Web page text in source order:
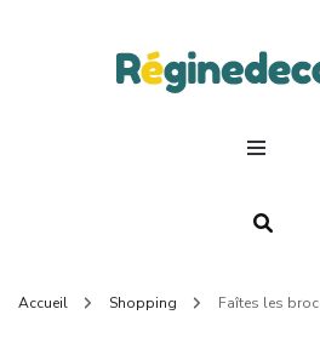
Accueil Shopping Faîtes les